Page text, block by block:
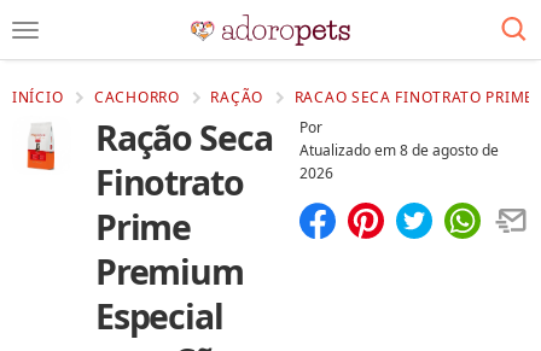
INÍCIO CACHORRO RAÇÃO RACAO SECA FINOTRATO
Ração Seca
Finotrato
Prime
Premium
Especial
Por
Atualizado em8 de agosto de
2026